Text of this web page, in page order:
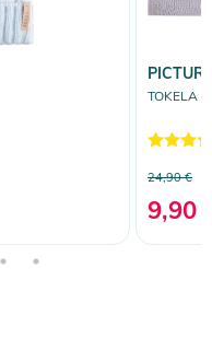
PICTURE
TOKELA
24,90 €
9,90